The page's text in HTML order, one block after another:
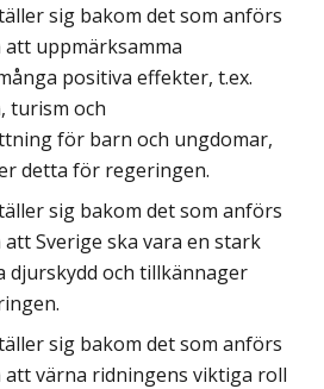
sig bakom det som anförs
uppmärksamma
positiva effekter, t.ex.
turism och
för barn och ungdomar,
detta för regeringen.
sig bakom det som anförs
Sverige ska vara en stark
djurskydd och tillkännager
sig bakom det som anförs
att värna ridningens viktiga roll